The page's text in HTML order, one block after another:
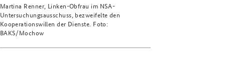
Martina Renner, Linken-Obfrau im NSA-
Untersuchungsausschuss, bezweifelte den
Kooperationswillen der Dienste. Foto:
BAKS/Mochow